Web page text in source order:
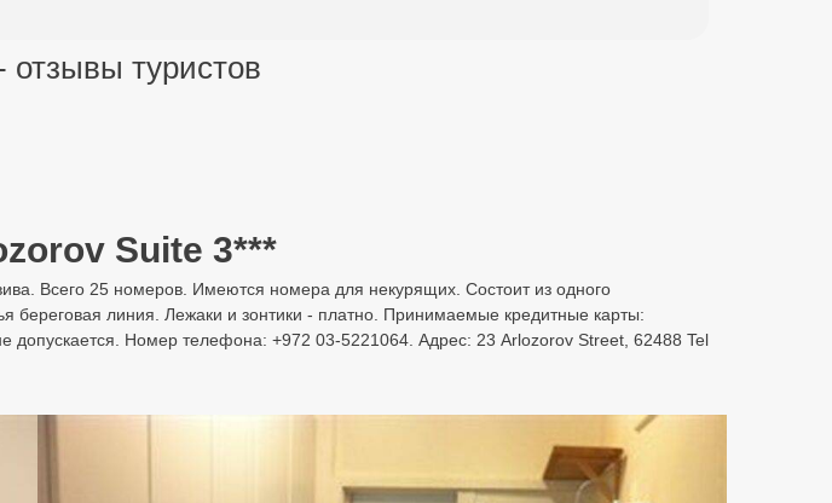
отзывы туристов
Suite 3***
Всего 25 номеров. Имеются номера для некурящих. Состоит из одного
береговая линия. Лежаки и зонтики - платно. Принимаемые кредитные карты:
Номер телефона: +972 03-5221064. Адрес: 23 Arlozorov Street, 62488 Tel